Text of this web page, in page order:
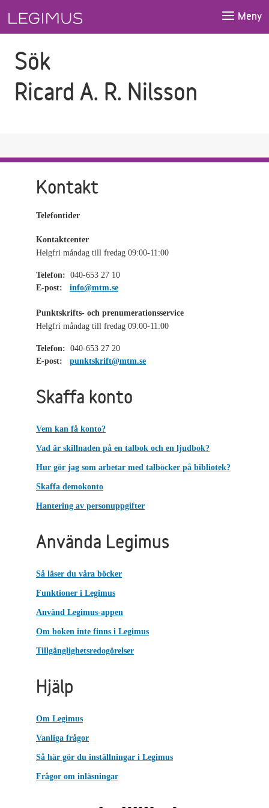
Meny
Sök
Ricard A. R. Nilsson
Kontakt
Telefontider
Kontaktcenter
Helgfri måndag till fredag 09:00-11:00
Telefon: 040-653 27 10
E-post:
info@mtm.se
Punktskrifts- och prenumerationsservice
Helgfri måndag till fredag 09:00-11:00
Telefon: 040-653 27 20
E-post:
punktskrift@mtm.se
Skaffa konto
Vem kan få konto?
Vad är skillnaden på en talbok och en ljudbok?
Hur gör jag som arbetar med talböcker på bibliotek?
Skaffa demokonto
Hantering av personuppgifter
Använda Legimus
Så läser du våra böcker
Funktioner i Legimus
Använd Legimus-appen
Om boken inte finns i Legimus
Tillgänglighetsredogörelser
Hjälp
Om Legimus
Vanliga frågor
Så här gör du inställningar i Legimus
Frågor om inläsningar